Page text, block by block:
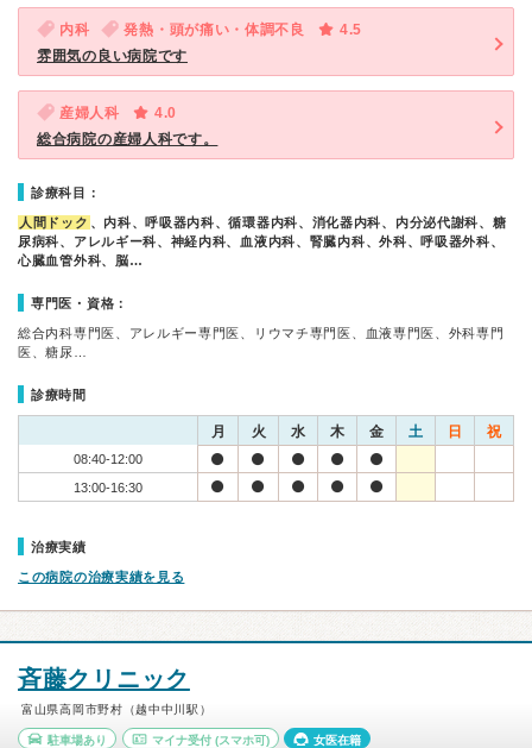
内科 発熱・頭が痛い・体調不良
4.5
雰囲気の良い病院です
産婦人科
4.0
総合病院の産婦人科です。
診療科目：
人間ドック 、内科、呼吸器内科、循環器内科、消化器内科、内分泌代謝科、糖
尿病科、アレルギー科、神経内科、血液内科、腎臓内科、外科、呼吸器外科、
心臓血管外科、脳…
専門医・資格：
総合内科専門医、アレルギー専門医、リウマチ専門医、血液専門医、外科専門
医、糖尿…
診療時間
月 火 水 木 金 土 日 祝
08:40-12:00
13:00-16:30
治療実績
この病院の治療実績を見る
斉藤クリニック
富山県高岡市野村（越中中川駅）
駐車場あり マイナ受付(スマホ可) 女医在籍